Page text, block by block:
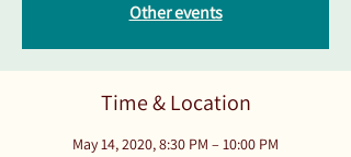
Other events
Time & Location
May 14, 2020, 8:30 PM – 10:00 PM